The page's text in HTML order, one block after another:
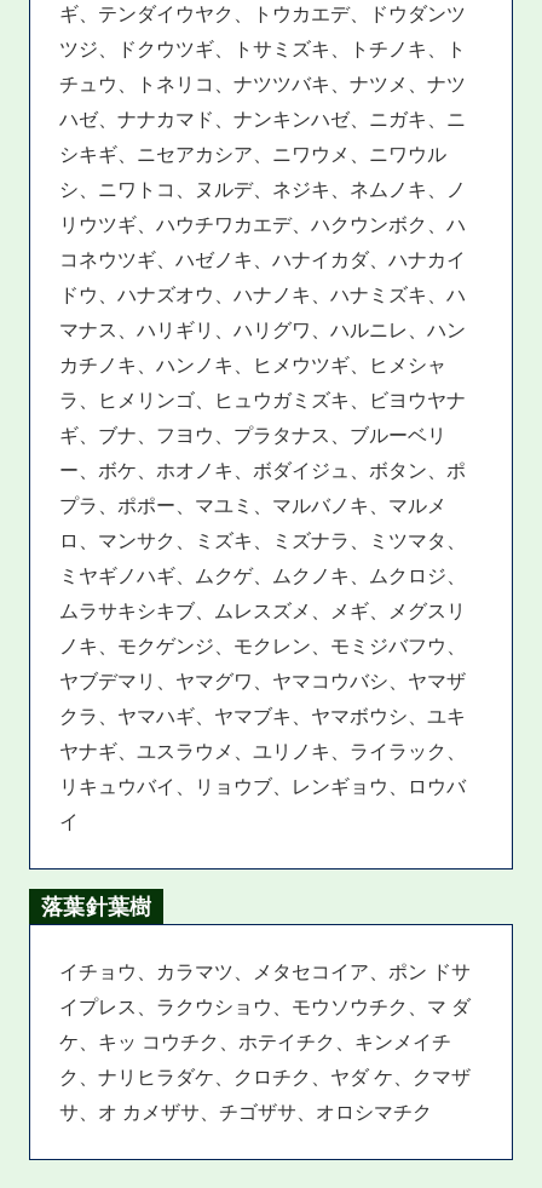
ギ、テンダイウヤク、トウカエデ、ドウダンツ
ツジ、ドクウツギ、トサミズキ、トチノキ、ト
チュウ、トネリコ、ナツツバキ、ナツメ、ナツ
ハゼ、ナナカマド、ナンキンハゼ、ニガキ、ニ
シキギ、ニセアカシア、ニワウメ、ニワウル
シ、ニワトコ、ヌルデ、ネジキ、ネムノキ、ノ
リウツギ、ハウチワカエデ、ハクウンボク、ハ
コネウツギ、ハゼノキ、ハナイカダ、ハナカイ
ドウ、ハナズオウ、ハナノキ、ハナミズキ、ハ
マナス、ハリギリ、ハリグワ、ハルニレ、ハン
カチノキ、ハンノキ、ヒメウツギ、ヒメシャ
ラ、ヒメリンゴ、ヒュウガミズキ、ビヨウヤナ
ギ、ブナ、フヨウ、プラタナス、ブルーベリ
ー、ボケ、ホオノキ、ボダイジュ、ボタン、ポ
プラ、ポポー、マユミ、マルバノキ、マルメ
ロ、マンサク、ミズキ、ミズナラ、ミツマタ、
ミヤギノハギ、ムクゲ、ムクノキ、ムクロジ、
ムラサキシキブ、ムレスズメ、メギ、メグスリ
ノキ、モクゲンジ、モクレン、モミジバフウ、
ヤブデマリ、ヤマグワ、ヤマコウバシ、ヤマザ
クラ、ヤマハギ、ヤマブキ、ヤマボウシ、ユキ
ヤナギ、ユスラウメ、ユリノキ、ライラック、
リキュウバイ、リョウブ、レンギョウ、ロウバ
イ
落葉針葉樹
イチョウ、カラマツ、メタセコイア、ポン ドサ
イプレス、ラクウショウ、モウソウチク、マ ダ
ケ、キッ コウチク、ホテイチク、キンメイチ
ク、ナリヒラダケ、クロチク、ヤダ ケ、クマザ
サ、オ カメザサ、チゴザサ、オロシマチク